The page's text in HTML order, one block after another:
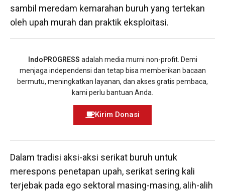
sambil meredam kemarahan buruh yang tertekan
oleh upah murah dan praktik eksploitasi.
IndoPROGRESS adalah media murni non-profit. Demi
menjaga independensi dan tetap bisa memberikan bacaan
bermutu, meningkatkan layanan, dan akses gratis pembaca,
kami perlu bantuan Anda.
Kirim Donasi
Dalam tradisi aksi-aksi serikat buruh untuk
merespons penetapan upah, serikat sering kali
terjebak pada ego sektoral masing-masing, alih-alih